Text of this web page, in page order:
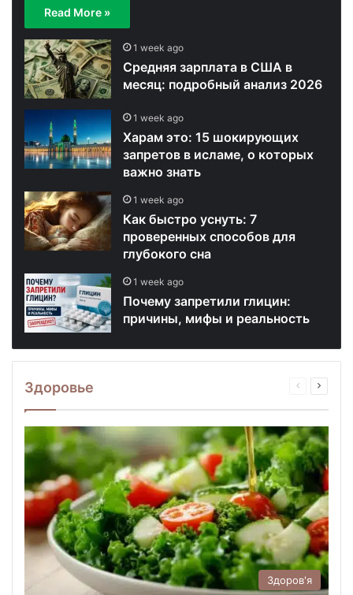
Read More »
1 week ago
Средняя зарплата в США в
месяц: подробный анализ 2026
1 week ago
Харам это: 15 шокирующих
запретов в исламе, о которых
важно знать
1 week ago
Как быстро уснуть: 7
проверенных способов для
глубокого сна
1 week ago
Почему запретили глицин:
причины, мифы и реальность
Здоровье
Previous
Здоров'я